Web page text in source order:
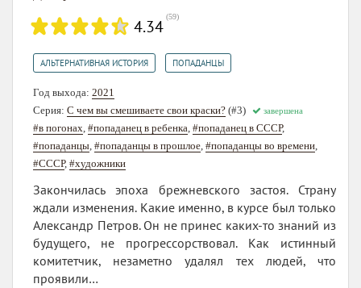
4.34 (59)
АЛЬТЕРНАТИВНАЯ ИСТОРИЯ ПОПАДАНЦЫ
Год выхода: 2021
Серия: С чем вы смешиваете свои краски? (#3) завершена
#в погонах, #попаданец в ребенка, #попаданец в СССР,
#попаданцы, #попаданцы в прошлое, #попаданцы во времени,
#СССР, #художники
Закончилась эпоха брежневского застоя. Страну
ждали изменения. Какие именно, в курсе был только
Александр Петров. Он не принес каких-то знаний из
будущего, не прогрессорствовал. Как истинный
комитетчик, незаметно удалял тех людей, что
проявили…